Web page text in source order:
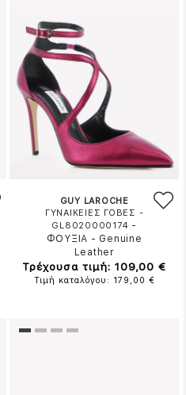
GUY LAROCHE
ΓΥΝΑΙΚΕΙΕΣ ΓΟΒΕΣ -
GL8020000174 -
ΦΟΥΞΙΑ - Genuine
Leather
Τρέχουσα τιμή: 109,00 €
Τιμή καταλόγου: 179,00 €